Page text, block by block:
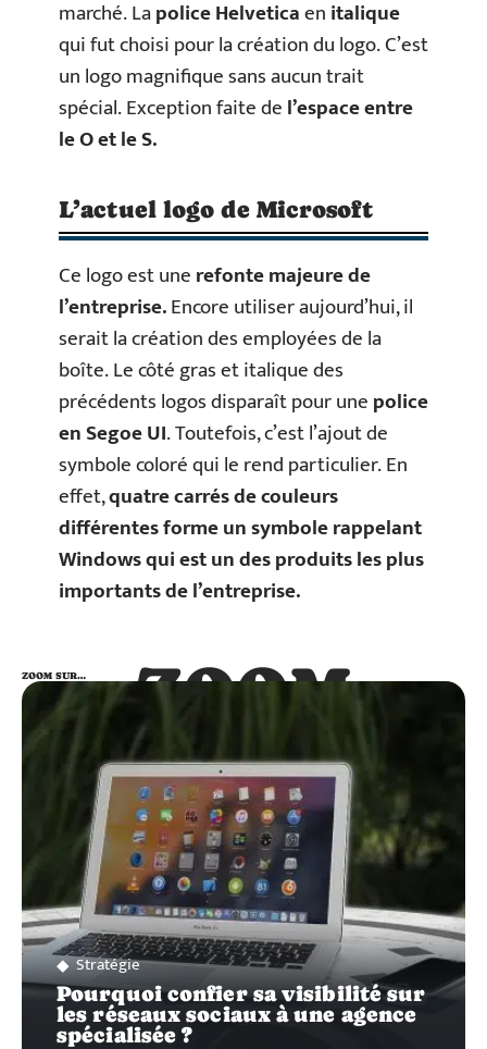
marché. Lapolice Helveticaenitalique
qui fut choisi pour la création du logo. C’est
un logo magnifique sans aucun trait
spécial. Exception faite del’espace entre
le O et le S.
L’actuel logo de Microsoft
Ce logo est unerefonte majeure de
l’entreprise.Encore utiliser aujourd’hui, il
serait la création des employées de la
boîte. Le côté gras et italique des
précédents logos disparaît pour unepolice
en Segoe UI. Toutefois, c’est l’ajout de
symbole coloré qui le rend particulier. En
effet,quatre carrés de couleurs
différentes forme un symbole rappelant
Windows qui est un des produits les plus
importants de l’entreprise.
ZOOM
SUR…
ZOOM SUR…
Stratégie
Pourquoi confier sa visibilité sur
les réseaux sociaux à une agence
spécialisée ?